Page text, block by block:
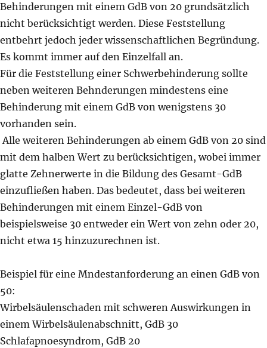
Behinderungen mit einem GdB von 20 grundsätzlich
nicht berücksichtigt werden. Diese Feststellung
entbehrt jedoch jeder wissenschaftlichen Begründung.
Es kommt immer auf den Einzelfall an.
Für die Feststellung einer Schwerbehinderung sollte
neben weiteren Behnderungen mindestens eine
Behinderung mit einem GdB von wenigstens 30
vorhanden sein.
Alle weiteren Behinderungen ab einem GdB von 20 sind
mit dem halben Wert zu berücksichtigen, wobei immer
glatte Zehnerwerte in die Bildung des Gesamt-GdB
einzufließen haben. Das bedeutet, dass bei weiteren
Behinderungen mit einem Einzel-GdB von
beispielsweise 30 entweder ein Wert von zehn oder 20,
nicht etwa 15 hinzuzurechnen ist.
Beispiel für eine Mndestanforderung an einen GdB von
50:
Wirbelsäulenschaden mit schweren Auswirkungen in
einem Wirbelsäulenabschnitt, GdB 30
Schlafapnoesyndrom, GdB 20